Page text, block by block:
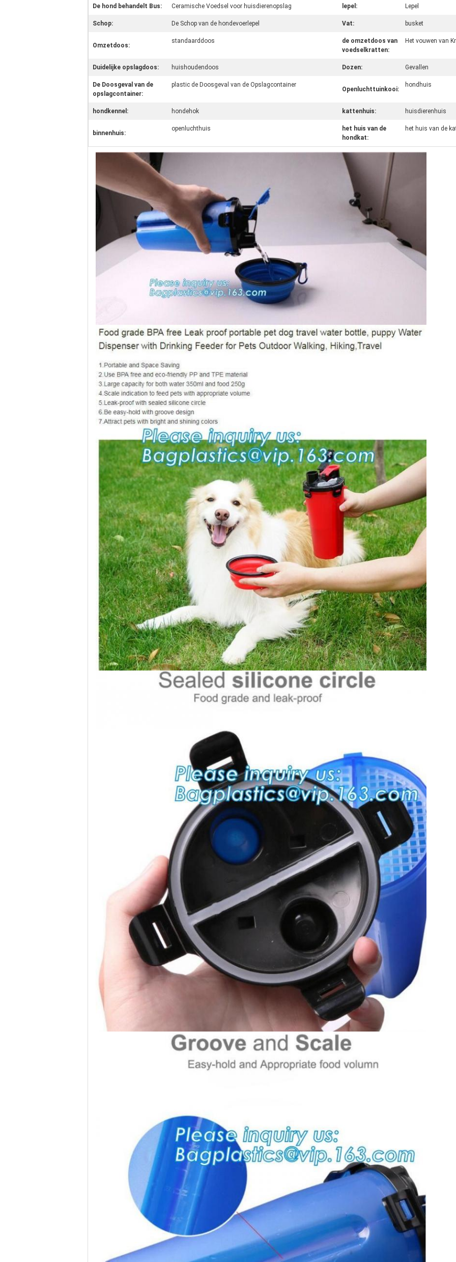
De hond behandelt Bus: Ceramische Voedsel voor huisdierenopslag lepel: Lepel
Schop: De Schop van de hondevoerlepel Vat: busket
Omzetdoos:
standaarddoos
de omzetdoos van
voedselkratten:
Het vouwen van
Duidelijke opslagdoos: huishoudendoos Dozen: Gevallen
De Doosgeval van de
opslagcontainer:
plastic de Doosgeval van de Opslagcontainer
Openluchttuinkooi:
hondhuis
hondkennel: hondehok kattenhuis: huisdierenhuis
binnenhuis:
openluchthuis
het huis van de
hondkat:
het huis van de